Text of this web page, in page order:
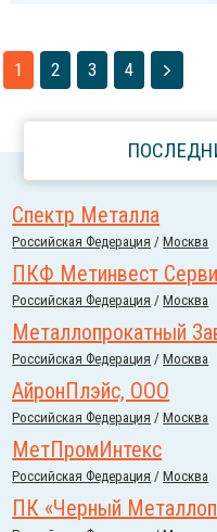
1 2 3 4
Спектр Металла
Российcкая Федерация /Москва
ПКФ Метинвест
Российcкая Федерация /Москва
Металлопрокатный
Российcкая Федерация /Москва
АйронПлэйс, ООО
Российcкая Федерация /Москва
МетПромИнтекс
Российcкая Федерация /Москва
ПК «Черный